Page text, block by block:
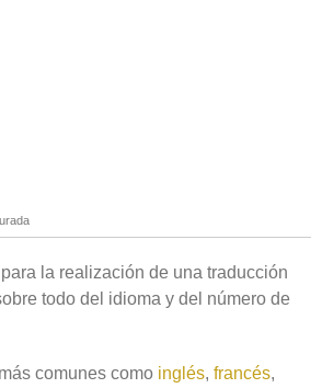
la realización de una traducción
todo del idioma y del número de
comunes como inglés, francés,